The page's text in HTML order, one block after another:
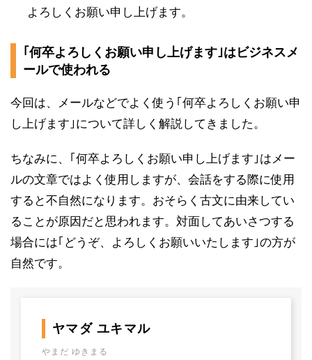
よろしくお願い申し上げます。
｢何卒よろしくお願い申し上げます｣はビジネスメ
ールで使われる
今回は、メールなどでよく使う｢何卒よろしくお願い申
し上げます｣について詳しく解説してきました。
ちなみに、｢何卒よろしくお願い申し上げます｣はメー
ルの文章ではよく使用しますが、会話をする際に使用
すると不自然になります。おそらく古文に由来してい
ることが原因だと思われます。対面してあいさつする
場合には｢どうぞ、よろしくお願いいたします｣の方が
自然です。
ヤマダ ユキマル
やまだ ゆきまる